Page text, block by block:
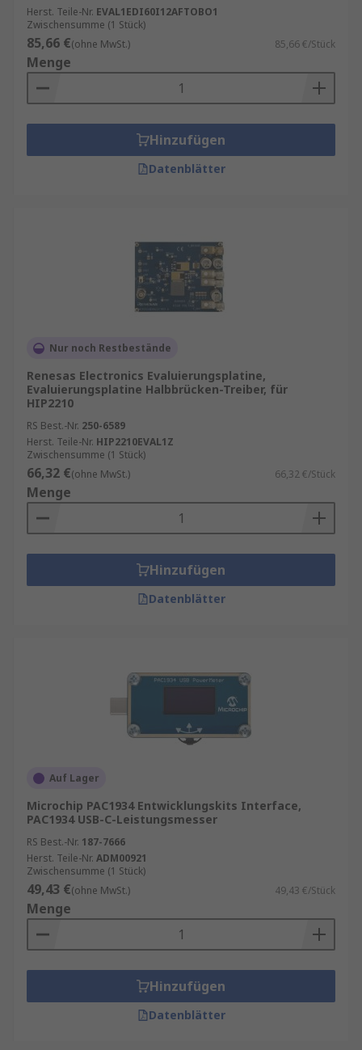
Herst. Teile-Nr. EVAL1EDI60I12AFTOBO1
Zwischensumme (1 Stück)
85,66 €(ohne MwSt.) 85,66 €/Stück
Menge
Hinzufügen
Datenblätter
Nur noch Restbestände
Renesas Electronics Evaluierungsplatine,
Evaluierungsplatine Halbbrücken-Treiber, für
HIP2210
RS Best.-Nr. 250-6589
Herst. Teile-Nr. HIP2210EVAL1Z
Zwischensumme (1 Stück)
66,32 €(ohne MwSt.) 66,32 €/Stück
Menge
Hinzufügen
Datenblätter
Auf Lager
Microchip PAC1934 Entwicklungskits Interface,
PAC1934 USB-C-Leistungsmesser
RS Best.-Nr. 187-7666
Herst. Teile-Nr. ADM00921
Zwischensumme (1 Stück)
49,43 €(ohne MwSt.) 49,43 €/Stück
Menge
Hinzufügen
Datenblätter